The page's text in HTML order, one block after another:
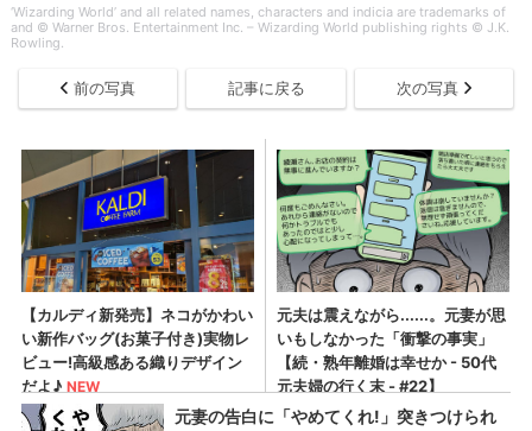
‘Wizarding World’ and all related names, characters and indicia are trademarks of
and © Warner Bros. Entertainment Inc. – Wizarding World publishing rights © J.K.
Rowling.
前の写真 記事に戻る 次の写真